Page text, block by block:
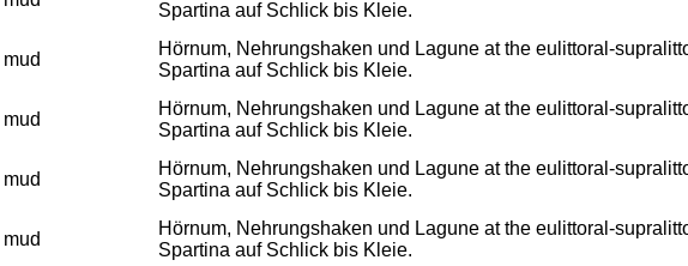
Spartina auf Schlick bis Kleie.
mud
Hörnum, Nehrungshaken und Lagune at the eulittoral-
Spartina auf Schlick bis Kleie.
mud
Hörnum, Nehrungshaken und Lagune at the eulittoral-
Spartina auf Schlick bis Kleie.
mud
Hörnum, Nehrungshaken und Lagune at the eulittoral-
Spartina auf Schlick bis Kleie.
mud
Hörnum, Nehrungshaken und Lagune at the eulittoral-
Spartina auf Schlick bis Kleie.